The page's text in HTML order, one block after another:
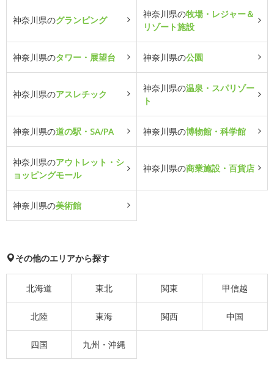
神奈川県のグランピング
神奈川県の牧場・レジャー＆
リゾート施設
神奈川県のタワー・展望台 神奈川県の公園
神奈川県のアスレチック
神奈川県の温泉・スパリゾー
ト
神奈川県の道の駅・SA/PA 神奈川県の博物館・科学館
神奈川県のアウトレット・シ
ョッピングモール
神奈川県の商業施設・百貨店
神奈川県の美術館
その他のエリアから探す
北海道 東北 関東 甲信越
北陸 東海 関西 中国
四国 九州・沖縄